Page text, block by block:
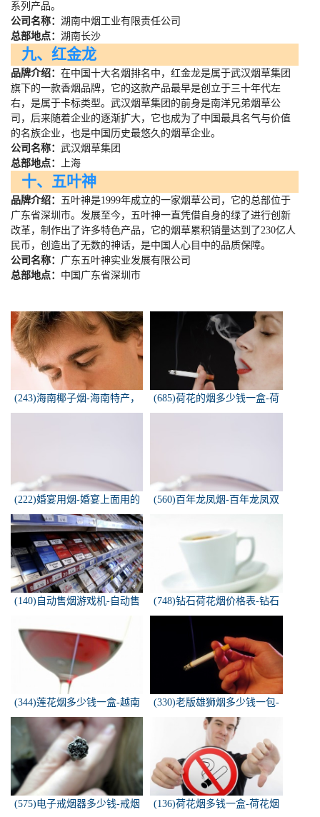
系列产品。
公司名称： 湖南中烟工业有限责任公司
总部地点： 湖南长沙
九、红金龙
品牌介绍： 在中国十大名烟排名中，红金龙是属于武汉烟草集团
旗下的一款香烟品牌，它的这款产品最早是创立于三十年代左
右，是属于卡标类型。武汉烟草集团的前身是南洋兄弟烟草公
司，后来随着企业的逐渐扩大，它也成为了中国最具名气与价值
的名族企业，也是中国历史最悠久的烟草企业。
公司名称： 武汉烟草集团
总部地点：
上海
十、五叶神
品牌介绍： 五叶神是1999年成立的一家烟草公司，它的总部位于
广东省深圳市。发展至今，五叶神一直凭借自身的绿了进行创新
改革，制作出了许多特色产品，它的烟草累积销量达到了230亿人
民币，创造出了无数的神话，是中国人心目中的品质保障。
公司名称： 广东五叶神实业发展有限公司
总部地点： 中国广东省深圳市
(243)海南椰子烟-海南特产，
椰子香烟，槟榔香烟，叶子包
(685)荷花的烟多少钱一盒-荷
花烟多少钱一盒
(222)婚宴用烟-婚宴上面用的
烟是怎样的
(560)百年龙凤烟-百年龙凤双
(140)自动售烟游戏机-自动售
(748)钻石荷花烟价格表-钻石
荷花烟多少钱一包
(344)莲花烟多少钱一盒-越南
莲花香烟这款多少钱一条？
(330)老版雄狮烟多少钱一包-
雄狮烟多少钱一包了哦！
(575)电子戒烟器多少钱-戒烟
(136)荷花烟多钱一盒-荷花烟